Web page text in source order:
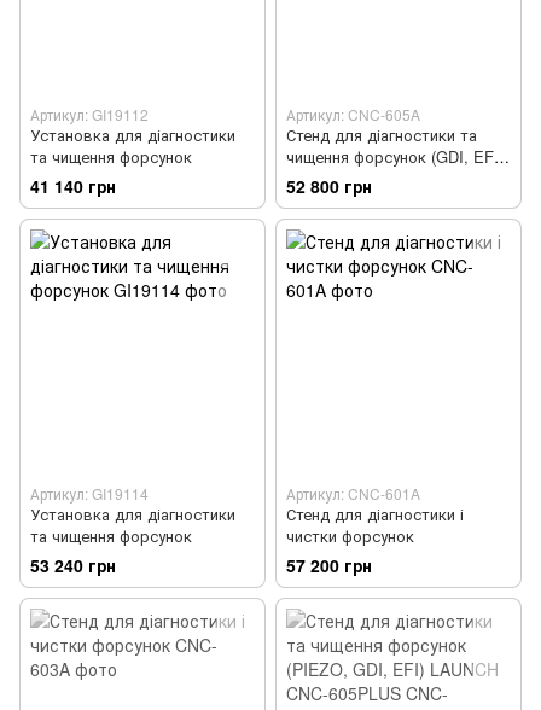
Артикул: GI19112
Установка для діагностики
та чищення форсунок
41 140 грн
Артикул: CNC-605A
Стенд для діагностики та
чищення форсунок (GDI, EFI,
SFI) LAUNCH (GDI-605S) CNC-
605A
52 800 грн
Артикул: GI19114
Установка для діагностики
та чищення форсунок
53 240 грн
Артикул: CNC-601A
Стенд для діагностики і
чистки форсунок
57 200 грн